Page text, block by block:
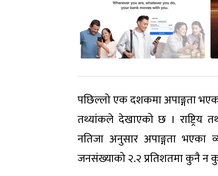
पछिल्लो एक दशकमा अपाङ्गता
तथ्यांकले देखाएको छ । राष्ट्रिय
नतिजा अनुसार अपाङ्गता
जनसंख्याको २.२ प्रतिशतमा कुनै न